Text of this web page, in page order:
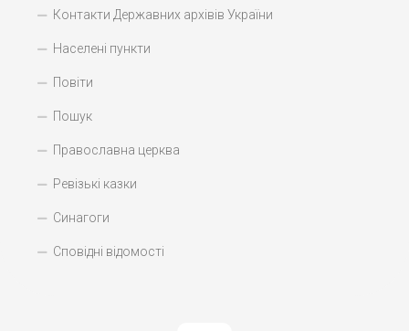
Контакти Державних архівів України
Населені пункти
Повіти
Пошук
Православна церква
Ревізькі казки
Синагоги
Сповідні відомості